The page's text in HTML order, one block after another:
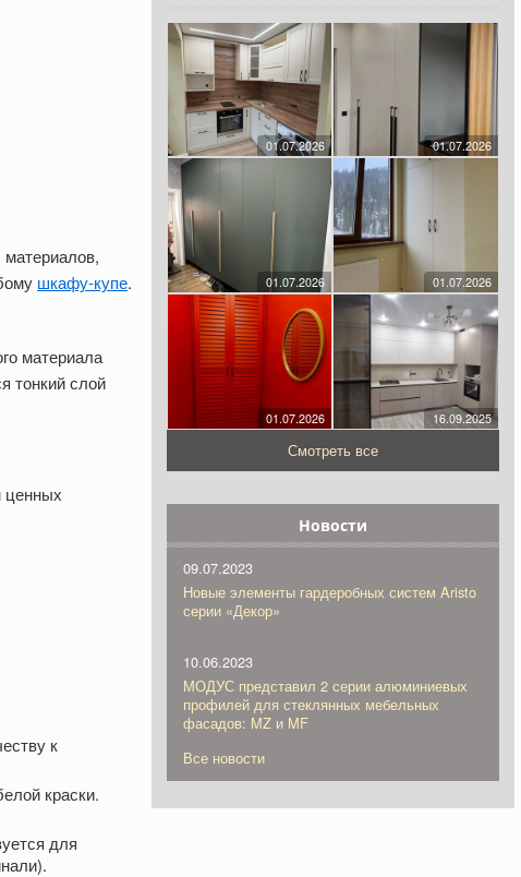
шкафу-купе.
материала
тонкий слой
ценных
к
краски.
для
01.07.2026 01.07.2026
01.07.2026 01.07.2026
01.07.2026 16.09.2025
Смотреть все
Новости
09.07.2023
Новые элементы гардеробных систем Aristo
серии «Декор»
10.06.2023
МОДУС представил 2 серии алюминиевых
профилей для стеклянных мебельных
фасадов: MZ и MF
Все новости